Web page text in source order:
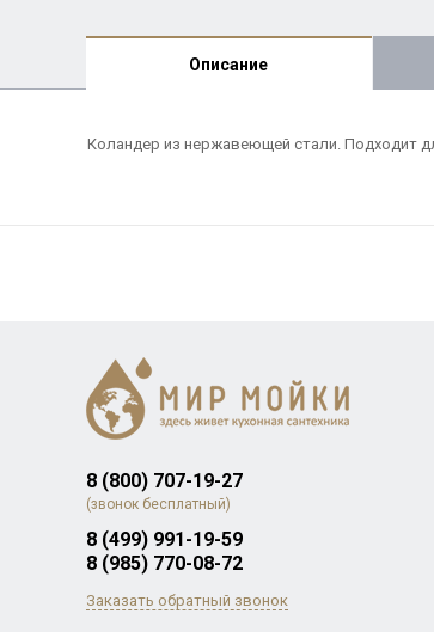
Описание
Коландер из нержавеющей стали. Подходит
8 (800) 707-19-27
(звонок бесплатный)
8 (499) 991-19-59
8 (985) 770-08-72
Заказать обратный звонок